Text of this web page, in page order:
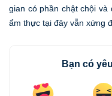
gian có phần chật chội
ẩm thực tại đây vẫn xứng
Bạn có